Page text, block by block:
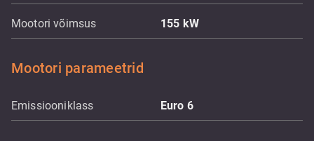
Mootori võimsus 155 kW
Mootori parameetrid
Emissiooniklass Euro 6